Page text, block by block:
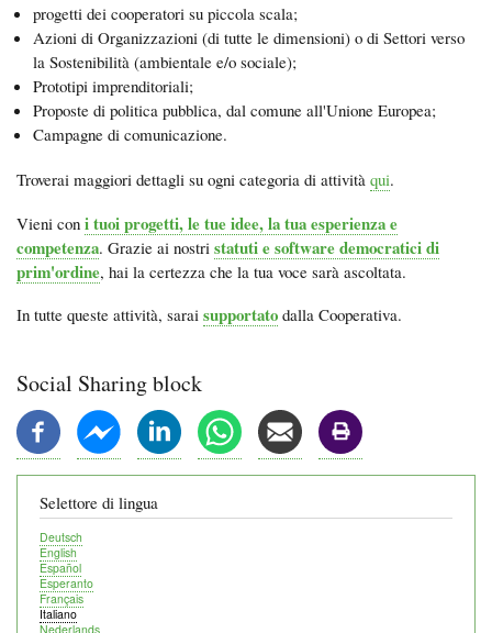
progetti dei cooperatori su piccola scala;
Azioni di Organizzazioni (di tutte le dimensioni) o di Settori verso
la Sostenibilità (ambientale e/o sociale);
Prototipi imprenditoriali;
Proposte di politica pubblica, dal comune all'Unione Europea;
Campagne di comunicazione.
Troverai maggiori dettagli su ogni categoria di attività qui.
Vieni con i tuoi progetti, le tue idee, la tua esperienza e
competenza. Grazie ai nostri statuti e software democratici di
prim'ordine, hai la certezza che la tua voce sarà ascoltata.
In tutte queste attività, sarai supportato dalla Cooperativa.
Social Sharing block
Selettore di lingua
Deutsch
English
Español
Esperanto
Français
Italiano
Nederlands